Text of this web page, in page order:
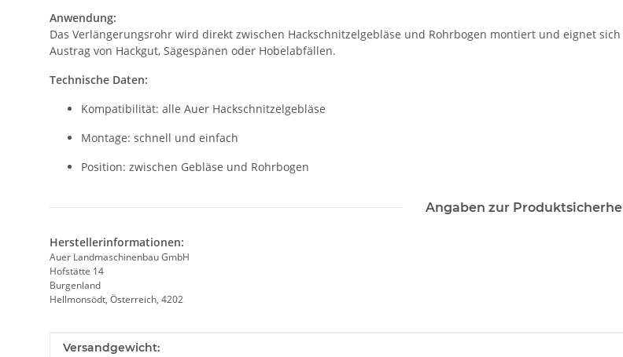
Anwendung:
Das Verlängerungsrohr wird direkt zwischen Hackschnitzelgebläse und Rohrbogen montiert und eignet
Austrag von Hackgut, Sägespänen oder Hobelabfällen.
Technische Daten:
Kompatibilität: alle Auer Hackschnitzelgebläse
Montage: schnell und einfach
Position: zwischen Gebläse und Rohrbogen
Angaben zur
Herstellerinformationen:
Auer Landmaschinenbau GmbH
Hofstätte 14
Burgenland
Hellmonsödt, Österreich, 4202
Produkteigenschaft
Wert
Versandgewicht: